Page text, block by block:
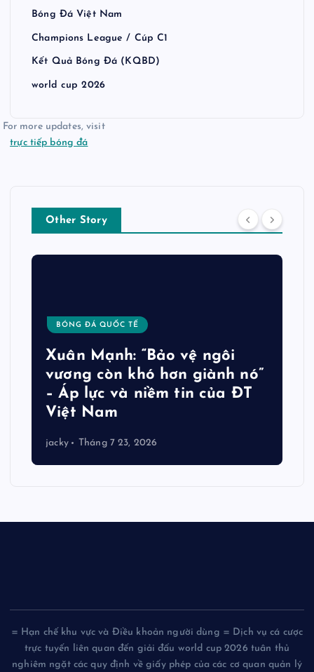
Bóng Đá Việt Nam
Champions League / Cúp C1
Kết Quả Bóng Đá (KQBD)
world cup 2026
For more updates, visit
trực tiếp bóng đá
Other Story
BÓNG ĐÁ QUỐC TẾ
Xuân Mạnh: “Bảo vệ ngôi
vương còn khó hơn giành nó”
– Áp lực và niềm tin của ĐT
Việt Nam
jacky Tháng 7 23, 2026
= Hạn chế khu vực và Điều khoản người dùng = Dịch vụ cá cược
trực tuyến liên quan đến giải đấu world cup 2026 tuân thủ
nghiêm ngặt các quy định về giấy phép của các cơ quan quản lý